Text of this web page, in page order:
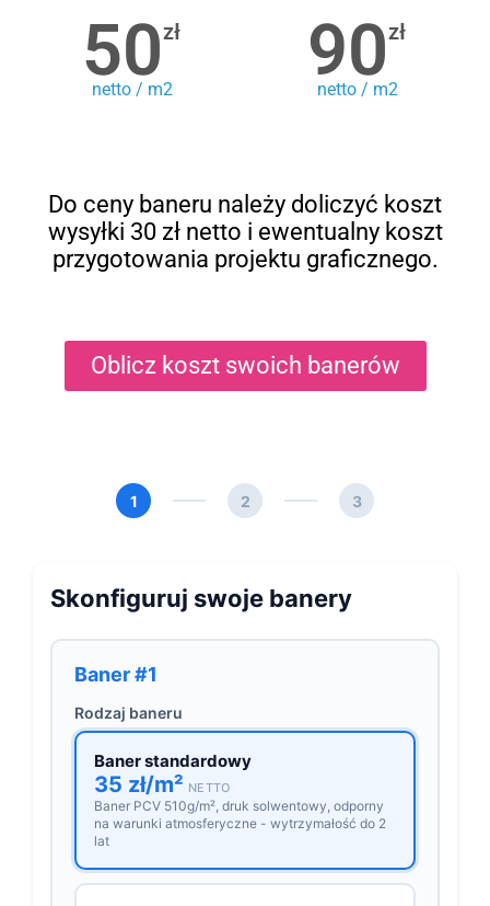
50zł
netto / m2 90zł
netto / m2
Do ceny baneru należy doliczyć koszt
wysyłki 30 zł netto i ewentualny koszt
przygotowania projektu graficznego.
Oblicz koszt swoich banerów
1 2 3
Skonfiguruj swoje banery
Baner #1
Rodzaj baneru
Baner standardowy
35 zł/m² NETTO
Baner PCV 510g/m², druk solwentowy, odporny
na warunki atmosferyczne - wytrzymałość do 2
lat